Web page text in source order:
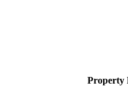
Property